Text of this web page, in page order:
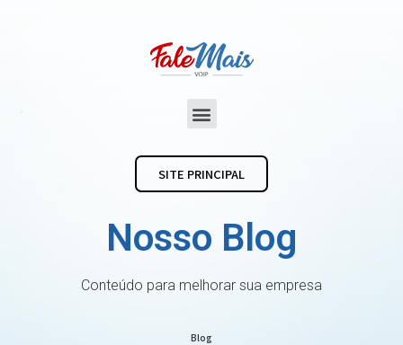
SITE PRINCIPAL
Nosso Blog
Conteúdo para melhorar sua empresa
Blog